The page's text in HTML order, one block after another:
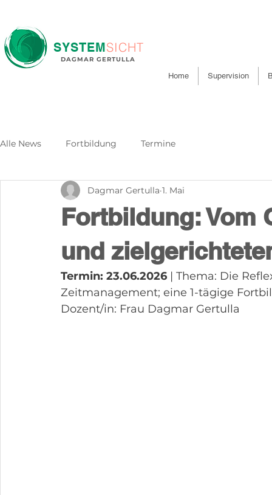
SYSTEMSICHT
DAGMAR GERTULLA
Home Supervision
Alle News Fortbildung Termine
Fortbildung: Vom
und
Dagmar Gertulla 1. Mai
Termin: 23.06.2026 | Thema: Die
Zeitmanagement; eine 1-tägige
Dozent/in: Frau Dagmar Gertulla